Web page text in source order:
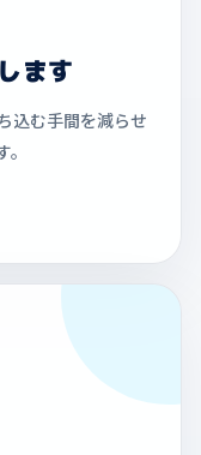
ます
込む手間を減らせ